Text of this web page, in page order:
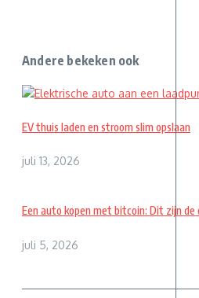
Andere bekeken ook
EV thuis laden en stroom slim opslaan
juli 13, 2026
Een auto kopen met bitcoin: Dit zijn de
juli 5, 2026